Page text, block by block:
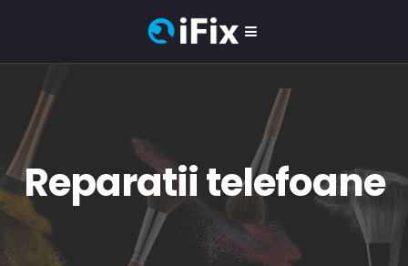
Reparatii telefoane